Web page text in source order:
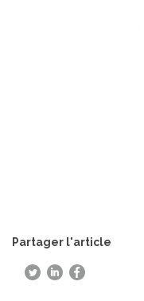
Partager l'article